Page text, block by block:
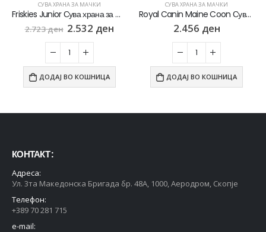
СУВА ХРАНА ЗА МАЧКИ
Friskies Junior Сува храна за Маченца во развој со Пилешко, Мисирка и зеленчук [Вреќа 10кг]
2.723ден 2.532 ден
ДОДАЈ ВО КОШНИЦА
СУВА ХРАНА ЗА МАЧКИ
Royal Canin Maine Coon Сува храна за Возрасни мачки од расата Maine Coon [Вреќичка 2кг]
2.456 ден
ДОДАЈ ВО КОШНИЦА
КОНТАКТ :
Адреса:
Ул. 3та Македонска Бригада бр. 48А, 1000, Аеродром, Скопје
Телефон:
+389 70 281 715
e-mail: